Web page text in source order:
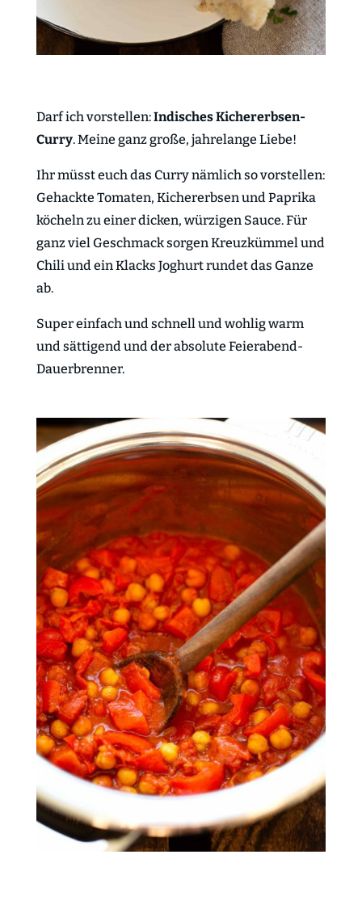
Darf ich vorstellen:Indisches Kichererbsen-
Curry. Meine ganz große, jahrelange Liebe!
Ihr müsst euch das Curry nämlich so vorstellen:
Gehackte Tomaten, Kichererbsen und Paprika
köcheln zu einer dicken, würzigen Sauce. Für
ganz viel Geschmack sorgen Kreuzkümmel und
Chili und ein Klacks Joghurt rundet das Ganze
ab.
Super einfach und schnell und wohlig warm
und sättigend und der absolute Feierabend-
Dauerbrenner.